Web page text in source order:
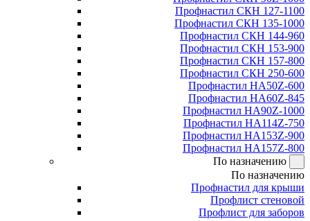
Профнастил СКН 127-1100
Профнастил СКН 135-1000
Профнастил СКН 144-960
Профнастил СКН 153-900
Профнастил СКН 157-800
Профнастил СКН 250-600
Профнастил НА50Z-600
Профнастил НА60Z-845
Профнастил НА90Z-1000
Профнастил НА114Z-750
Профнастил НА153Z-900
Профнастил НА157Z-800
По назначению
По назначению
Профнастил для крыши
Профлист стеновой
Профлист для заборов